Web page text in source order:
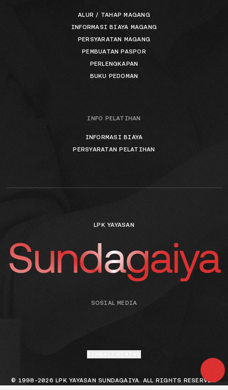
ALUR / TAHAP MAGANG
INFORMASI BIAYA MAGANG
PERSYARATAN MAGANG
PEMBUATAN PASPOR
PERLENGKAPAN
BUKU PEDOMAN
INFO PELATIHAN
INFORMASI BIAYA
PERSYARATAN PELATIHAN
LPK YAYASAN
Sundagaiya
SOSIAL MEDIA
© 1998-2026 LPK YAYASAN SUNDAGAIYA. ALL RIGHTS RESERVED.